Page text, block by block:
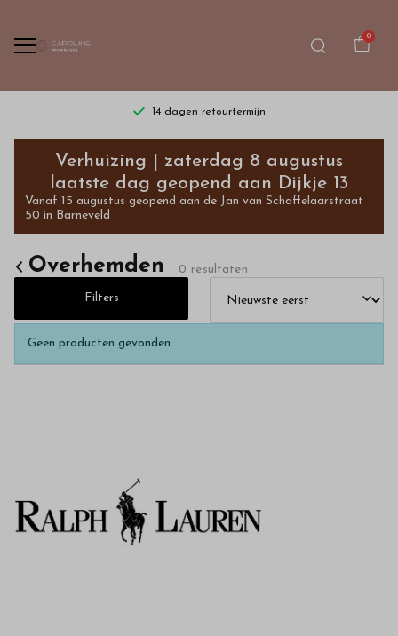
0
14 dagen retourtermijn
Overhemden
Bestel
kinderkleding
hoge
kwaliteit
webshop
Verhuizing | zaterdag 8 augustus
laatste dag geopend aan Dijkje 13
Vanaf 15 augustus geopend aan de Jan van Schaffelaarstraat
50 in Barneveld
Overhemden 0 resultaten
Filters
Geen producten gevonden